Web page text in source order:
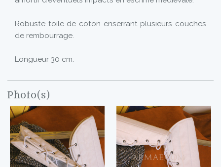
Robuste toile de coton enserrant plusieurs couches
de rembourrage.
Longueur 30 cm.
Photo(s)